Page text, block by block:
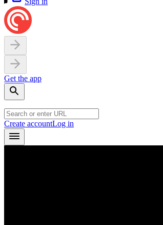
Get the app
Create accountLog in